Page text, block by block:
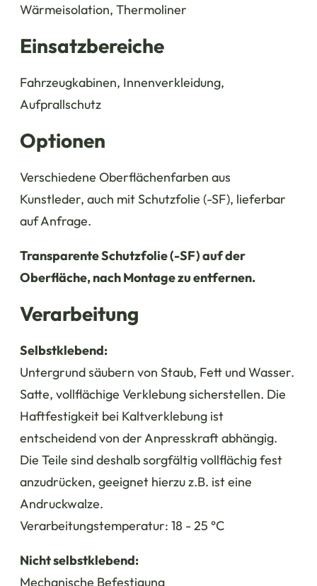
Wärmeisolation, Thermoliner
Einsatzbereiche
Fahrzeugkabinen, Innenverkleidung,
Aufprallschutz
Optionen
Verschiedene Oberflächenfarben aus
Kunstleder, auch mit Schutzfolie (-SF), lieferbar
auf Anfrage.
Transparente Schutzfolie (-SF) auf der
Oberfläche, nach Montage zu entfernen.
Verarbeitung
Selbstklebend:
Untergrund säubern von Staub, Fett und Wasser.
Satte, vollflächige Verklebung sicherstellen. Die
Haftfestigkeit bei Kaltverklebung ist
entscheidend von der Anpresskraft abhängig.
Die Teile sind deshalb sorgfältig vollflächig fest
anzudrücken, geeignet hierzu z.B. ist eine
Andruckwalze.
Verarbeitungstemperatur: 18 - 25 °C
Nicht selbstklebend:
Mechanische Befestigung